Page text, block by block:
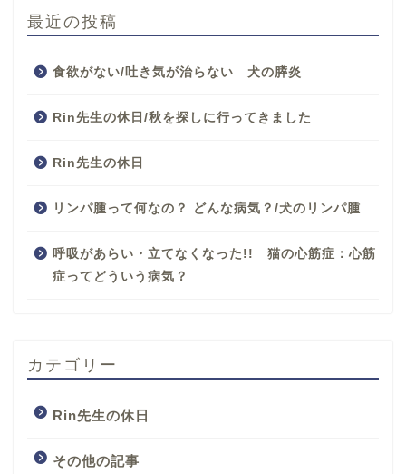
最近の投稿
食欲がない/吐き気が治らない 犬の膵炎
Rin先生の休日/秋を探しに行ってきました
Rin先生の休日
リンパ腫って何なの？ どんな病気？/犬のリンパ腫
呼吸があらい・立てなくなった!! 猫の心筋症：心筋
症ってどういう病気？
カテゴリー
Rin先生の休日
その他の記事